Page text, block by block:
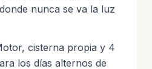
nunca se va la luz
cisterna propia y 4
los días alternos de